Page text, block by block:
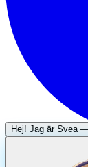
Hej! Jag är Svea—